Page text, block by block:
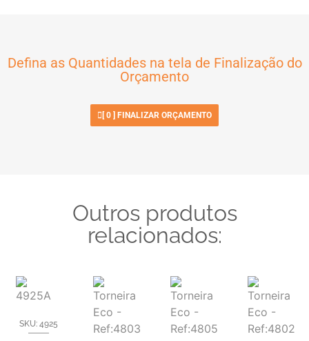
Defina as Quantidades na tela de Finalização do
Orçamento
[0 ] FINALIZAR ORÇAMENTO
Outros produtos
relacionados:
SKU: 4925